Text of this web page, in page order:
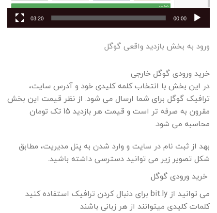
00:00
03:20
ورود به بخش بازدید واقعی گوگل
خرید ورودی گوگل خارجی
در این بخش با انتخاب کلمه کلیدی خود و آدرس سایت،
ترافیک گوگل برای شما ارسال می شود. از نظر قیمت این بخش
مقرون به صرفه تر است و قیمت هر بازدید 15 تک تومان
محاسبه می شود.
بهد از ثبت نام در سایت و وارد شدن به پنل مدیریت، مطابق
شکل تصویر زیر می توانید دسترسی داشته باشید.
خرید ورودی گوگل
می توانید از bit.ly برای دنبال کردن ترافیک استفاده کنید
کلمات کلیدی میتوانند از هر زبانی باشند